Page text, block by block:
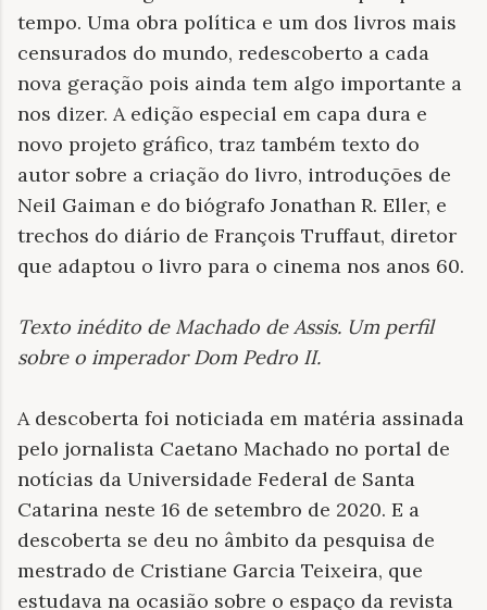
tempo. Uma obra política e um dos livros mais
censurados do mundo, redescoberto a cada
nova geração pois ainda tem algo importante a
nos dizer. A edição especial em capa dura e
novo projeto gráfico, traz também texto do
autor sobre a criação do livro, introduções de
Neil Gaiman e do biógrafo Jonathan R. Eller, e
trechos do diário de François Truffaut, diretor
que adaptou o livro para o cinema nos anos 60.
Texto inédito de Machado de Assis. Um perfil
sobre o imperador Dom Pedro II.
A descoberta foi noticiada em matéria assinada
pelo jornalista Caetano Machado no portal de
notícias da Universidade Federal de Santa
Catarina neste 16 de setembro de 2020. E a
descoberta se deu no âmbito da pesquisa de
mestrado de Cristiane Garcia Teixeira, que
estudava na ocasião sobre o espaço da revista